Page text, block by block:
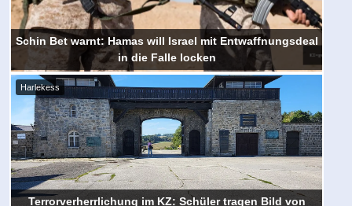
Schin Bet warnt: Hamas will Israel mit Entwaffnungsdeal
in die Falle locken
Harlekess
Terrorverherrlichung im KZ: Schüler tragen Bild von